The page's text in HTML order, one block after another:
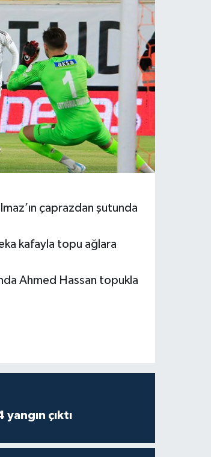
çaprazdan şutunda
kafayla topu ağlara
Ahmed Hassan topukla
çıktı